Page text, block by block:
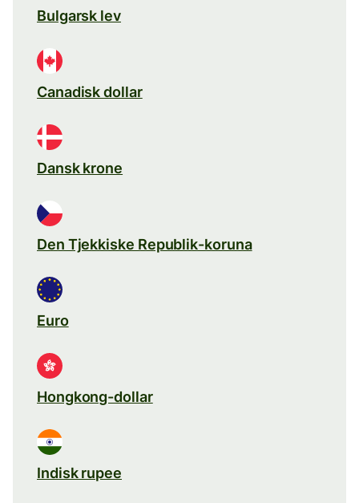
Bulgarsk lev
Canadisk dollar
Dansk krone
Den Tjekkiske Republik-koruna
Euro
Hongkong-dollar
Indisk rupee